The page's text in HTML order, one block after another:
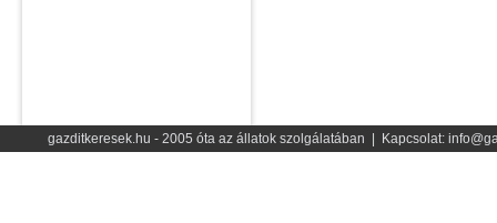
gazditkeresek.hu - 2005 óta az állatok szolgálatában | Kapcsolat: